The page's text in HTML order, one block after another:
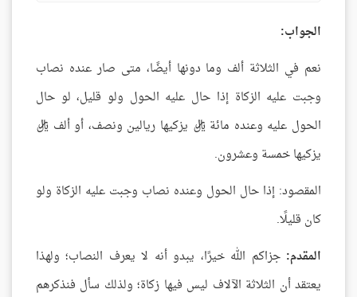
الجواب:
نعم في الثلاثة ألف وما دونها أيضًا، متى صار عنده نصاب
وجبت عليه الزكاة إذا حال عليه الحول ولو قليل، لو حال
الحول عليه وعنده مائة ريال يزكيها ريالين ونصف، أو ألف ريال
يزكيها خمسة وعشرون.
المقصود: إذا حال الحول وعنده نصاب وجبت عليه الزكاة ولو
كان قليلًا.
المقدم: جزاكم الله خيرًا، يبدو أنه لا يعرف النصاب؛ ولهذا
يعتقد أن الثلاثة الآلاف ليس فيها زكاة؛ ولذلك سأل فنذكرهم